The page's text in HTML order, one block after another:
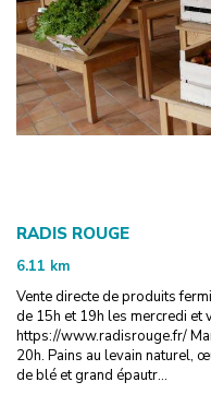
RADIS ROUGE
6.11 km
Vente directe de produits
de 15h et 19h les mercredi et
https://www.radisrouge.fr/
20h. Pains au levain naturel,
de blé et grand épautr...